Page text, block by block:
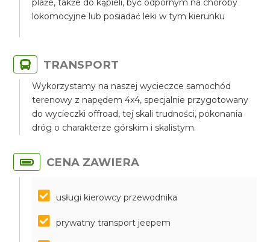
plaże, także do kąpieli, być odpornym na choroby
lokomocyjne lub posiadać leki w tym kierunku
TRANSPORT
Wykorzystamy na naszej wycieczce samochód
terenowy z napędem 4x4, specjalnie przygotowany
do wycieczki offroad, tej skali trudności, pokonania
dróg o charakterze górskim i skalistym.
CENA ZAWIERA
usługi kierowcy przewodnika
prywatny transport jeepem